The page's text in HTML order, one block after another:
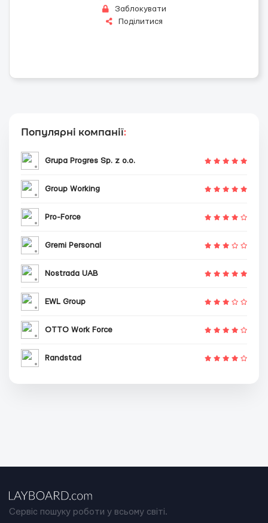
Заблокувати
Поділитися
Популярні компанії:
Grupa Progres Sp. z o.o.
Group Working
Pro-Force
Gremi Personal
Nostrada UAB
EWL Group
OTTO Work Force
Randstad
Сервіс пошуку роботи у всьому світі.